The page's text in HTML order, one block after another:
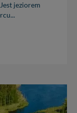
jeziorem